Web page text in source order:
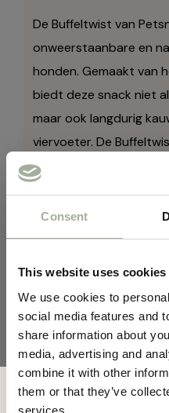
Consent
This website uses cookies
We use cookies to
social media features and
share information about
media, advertising and
combine it with other
them or that they’ve
services.
De Buffeltwist van
onweerstaanbare en
honden. Gemaakt van
biedt deze snack niet
maar ook langdurig
viervoeter. De
voor honden die graag
tandvlees.
van 100%
kunstmatige
Langdurig
van de
kan bijdragen
tandvlees.
Mis geen